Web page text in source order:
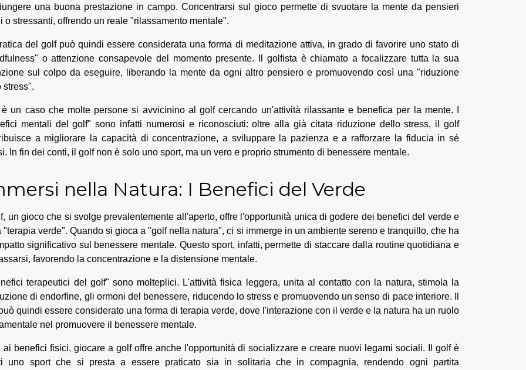
una buona prestazione in campo. Concentrarsi sul gioco permette di svuotare la mente da pensieri
o stressanti, offrendo un reale "rilassamento mentale".
del golf può quindi essere considerata una forma di meditazione attiva, in grado di favorire uno stato di
o attenzione consapevole del momento presente. Il golfista è chiamato a focalizzare tutta la sua
sul colpo da eseguire, liberando la mente da ogni altro pensiero e promuovendo così una "riduzione
stress".
è un caso che molte persone si avvicinino al golf cercando un'attività rilassante e benefica per la mente. I
mentali del golf" sono infatti numerosi e riconosciuti: oltre alla già citata riduzione dello stress, il golf
a migliorare la capacità di concentrazione, a sviluppare la pazienza e a rafforzare la fiducia in sé
In fin dei conti, il golf non è solo uno sport, ma un vero e proprio strumento di benessere mentale.
nella Natura: I Benefici del Verde
un gioco che si svolge prevalentemente all'aperto, offre l'opportunità unica di godere dei benefici del verde e
"terapia verde". Quando si gioca a "golf nella natura", ci si immerge in un ambiente sereno e tranquillo, che ha
significativo sul benessere mentale. Questo sport, infatti, permette di staccare dalla routine quotidiana e
favorendo la concentrazione e la distensione mentale.
terapeutici del golf" sono molteplici. L'attività fisica leggera, unita al contatto con la natura, stimola la
di endorfine, gli ormoni del benessere, riducendo lo stress e promuovendo un senso di pace interiore. Il
quindi essere considerato una forma di terapia verde, dove l'interazione con il verde e la natura ha un ruolo
nel promuovere il benessere mentale.
ai benefici fisici, giocare a golf offre anche l'opportunità di socializzare e creare nuovi legami sociali. Il golf è
uno sport che si presta a essere praticato sia in solitaria che in compagnia, rendendo ogni partita